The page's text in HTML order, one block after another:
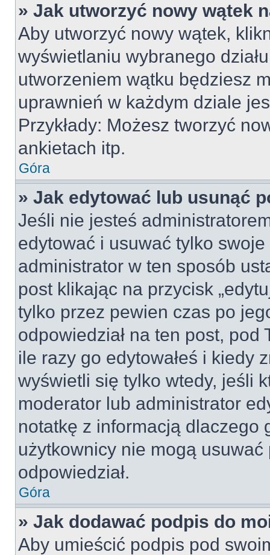
» Jak utworzyć nowy wątek
Aby utworzyć nowy wątek,
wyświetlaniu wybranego
utworzeniem wątku będziesz
uprawnień w każdym dziale
Przykłady: Możesz tworzyć
ankietach itp.
Góra
» Jak edytować lub usunąć
Jeśli nie jesteś
edytować i usuwać tylko
administrator w ten sposób
post klikając na przycisk
tylko przez pewien czas po
odpowiedział na ten post,
ile razy go edytowałeś i kiedy
wyświetli się tylko wtedy, jeśli
moderator lub administrator
notatkę z informacją dlaczego
użytkownicy nie mogą
odpowiedział.
Góra
» Jak dodawać podpis do
Aby umieścić podpis pod